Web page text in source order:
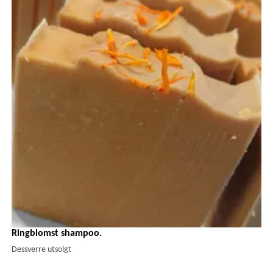
Ringblomst shampoo.
Dessverre utsolgt